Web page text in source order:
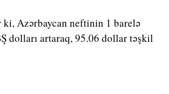
ki, Azərbaycan neftinin 1 barelə
dolları artaraq, 95.06 dollar təşkil